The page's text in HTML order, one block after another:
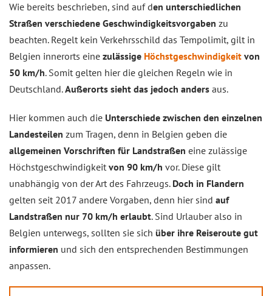
Wie bereits beschrieben, sind auf den unterschiedlichen
Straßen verschiedene Geschwindigkeitsvorgaben zu
beachten. Regelt kein Verkehrsschild das Tempolimit, gilt in
Belgien innerorts eine zulässige Höchstgeschwindigkeit von
50 km/h. Somit gelten hier die gleichen Regeln wie in
Deutschland.Außerorts sieht das jedoch anders aus.
Hier kommen auch die Unterschiede zwischen den einzelnen
Landesteilen zum Tragen, denn in Belgien geben die
allgemeinen Vorschriften für Landstraßen eine zulässige
Höchstgeschwindigkeit von 90 km/h vor. Diese gilt
unabhängig von der Art des Fahrzeugs. Doch in Flandern
gelten seit 2017 andere Vorgaben, denn hier sind auf
Landstraßen nur 70 km/h erlaubt. Sind Urlauber also in
Belgien unterwegs, sollten sie sich über ihre Reiseroute gut
informieren und sich den entsprechenden Bestimmungen
anpassen.